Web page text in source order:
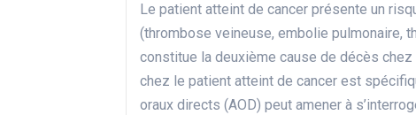
Le patient atteint de cancer présente un
(thrombose veineuse, embolie pulmonaire,
constitue la deuxième cause de décès
chez le patient atteint de cancer est
oraux directs (AOD) peut amener à